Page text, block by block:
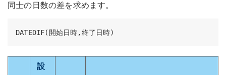
同士の日数の差を求めます。
設